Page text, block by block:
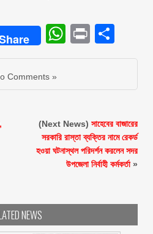
Print
Comments »
(Next News) সাহেবের বাজারের
সরকারি রাস্তা ব্যক্তির নামে রেকর্ড
হওয়া ঘটনাস্থল পরিদর্শন করলেন সদর
উপজেলা নির্বাহী কর্মকর্তা»
NEWS